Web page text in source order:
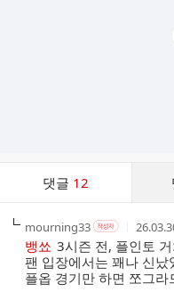
댓글 12
작
성
자
mourning33작
성
자
본
인
작
자
작
성
시
간
뱅쑈 3시즌 전, 플인토
팬 입장에서는 꽤나 신
플옵 경기만 하면 쪼그